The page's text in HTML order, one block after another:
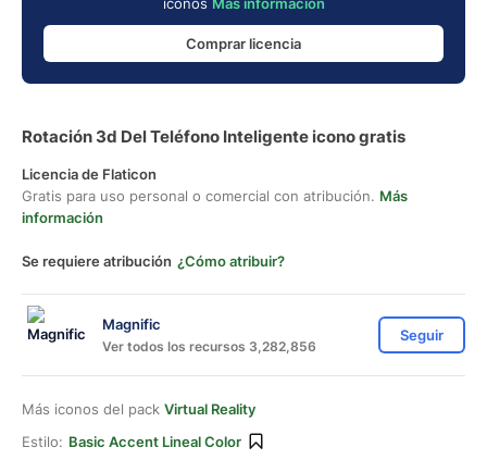
Comprar licencia
Rotación 3d Del Teléfono Inteligente icono gratis
Licencia de Flaticon
Gratis para uso personal o comercial con atribución. Más
información
Se requiere atribución ¿Cómo atribuir?
Magnific
Ver todos los recursos 3,282,856
Seguir
Más iconos del pack Virtual Reality
Estilo: Basic Accent Lineal Color